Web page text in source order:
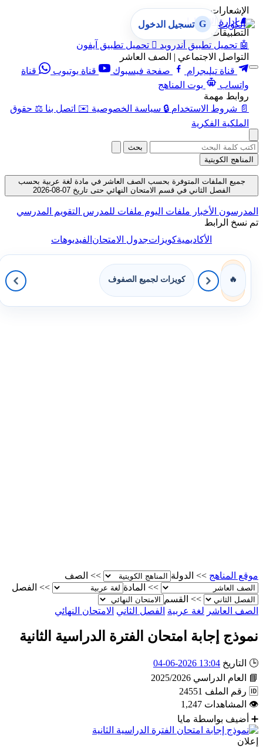
الإشعارات
🔔 إدارة الإشعارات
التطبيقات
🤖 تحميل تطبيق أندرويد  تحميل تطبيق آيفون
التواصل الاجتماعي | الصف العاشر
قناة تيليجرام
صفحة فيسبوك قناة يوتيوب
قناة
واتساب
بوت المناهج
روابط مهمة
📄 شروط الاستخدام 🔒 سياسة الخصوصية ✉️ اتصل بنا ⚖️ حقوق
الملكية الفكرية
G تسجيل الدخول
بحث
المناهج الكويتية
جميع الملفات المتوفرة بحسب الصف العاشر في مادة لغة عربية بحسب
الفصل الثاني في قسم الامتحان النهائي حتى تاريخ 07-08-2026
المدرسون الأخبار ملفات اليوم ملفات للمدرس التقويم المدرسي
تم نسخ الرابط
الأكاديميةكويزاتجدول الامتحانالفيديوهات
🔥 كويزات لجميع الصفوف
موقع المناهج >> الدولة >>
الصف
>>
المادة >>
الفصل
>>
القسم
الصف العاشر لغة عربية الفصل الثاني الامتحان النهائي
نموذج إجابة امتحان الفترة الدراسية الثانية
🕒 التاريخ 13:04 2026-06-04
📘
العام الدراسي 2025/2026
🆔 رقم الملف 24551
👁
المشاهدات 1,247
➕
أضيف بواسطة مايا
إعلان